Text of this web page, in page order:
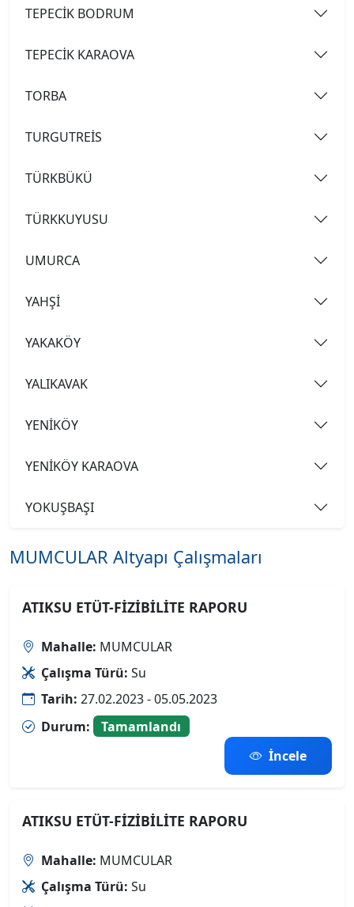
TEPECİK BODRUM
TEPECİK KARAOVA
TORBA
TURGUTREİS
TÜRKBÜKÜ
TÜRKKUYUSU
UMURCA
YAHŞİ
YAKAKÖY
YALIKAVAK
YENİKÖY
YENİKÖY KARAOVA
YOKUŞBAŞI
MUMCULAR Altyapı Çalışmaları
ATIKSU ETÜT-FİZİBİLİTE RAPORU
Mahalle: MUMCULAR
Çalışma Türü: Su
Tarih: 27.02.2023 - 05.05.2023
Durum:
Tamamlandı
İncele
ATIKSU ETÜT-FİZİBİLİTE RAPORU
Mahalle: MUMCULAR
Çalışma Türü: Su